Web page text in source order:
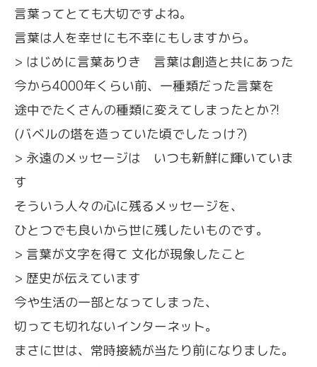
言葉ってとても大切ですよね。
言葉は人を幸せにも不幸にもしますから。
> はじめに言葉ありき 言葉は創造と共にあった
今から4000年くらい前、一種類だった言葉を
途中でたくさんの種類に変えてしまったとか?!
(バベルの塔を造っていた頃でしたっけ?)
> 永遠のメッセージは いつも新鮮に輝いていま
す
そういう人々の心に残るメッセージを、
ひとつでも良いから世に残したいものです。
> 言葉が文字を得て 文化が現象したこと
> 歴史が伝えています
今や生活の一部となってしまった、
切っても切れないインターネット。
まさに世は、常時接続が当たり前になりました。